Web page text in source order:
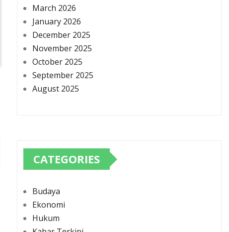
March 2026
January 2026
December 2025
November 2025
October 2025
September 2025
August 2025
CATEGORIES
Budaya
Ekonomi
Hukum